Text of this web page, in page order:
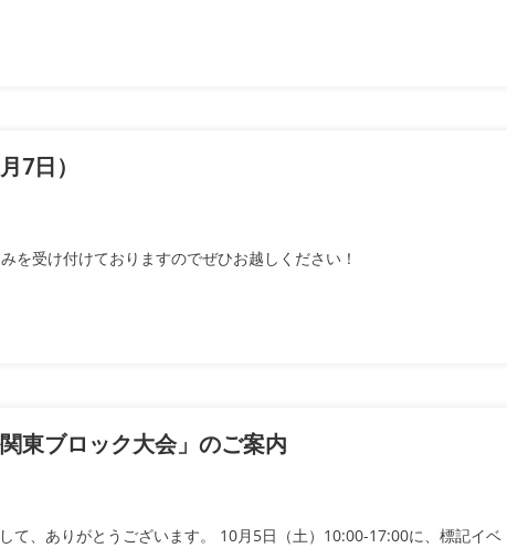
7日）
を受け付けておりますのでぜひお越しください！
東ブロック大会」のご案内
て、ありがとうございます。 10月5日（土）10:00-17:00に、標記イベ